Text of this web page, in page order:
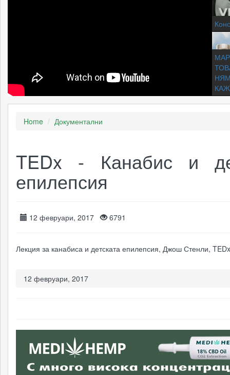
или
Home Документални
TEDx - Канабис и
епилепсия
12 февруари, 2017 6791
Лекция за канабиса и детската епилепсия, Джош Стенли,
12 февруари, 2017